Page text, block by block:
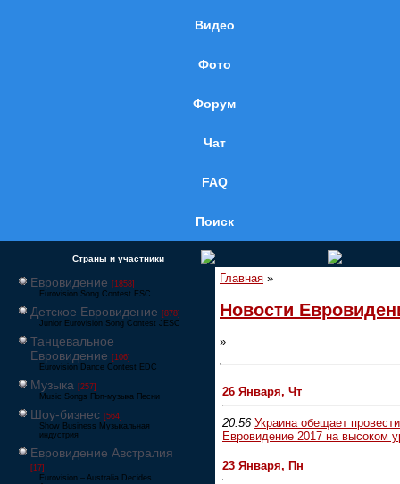
Видео
Фото
Форум
Чат
FAQ
Поиск
Страны и участники
Евровидение [1858]
Eurovision Song Contest ESC
Детское Евровидение [878]
Junior Eurovision Song Contest JESC
Танцевальное
Евровидение [106]
Eurovision Dance Contest EDC
Музыка [257]
Music Songs Поп-музыка Песни
Шоу-бизнес [564]
Show Business Музыкальная
индустрия
Евровидение Австралия
[17]
Eurovision – Australia Decides
Главная »
Новости
»
26 Января, Чт
20:56 Украина обещает провести
Евровидение 2017 на высоком
23 Января, Пн